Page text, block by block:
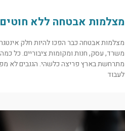
מצלמות אבטחה ללא חוטים
מצלמות אבטחה כבר הפכו להיות חלק
משרד, עסק, חנות ומקומות ציבוריים. כל
מתרחשת בארץ פריצה כלשהי. הגנבים לא
לעבוד